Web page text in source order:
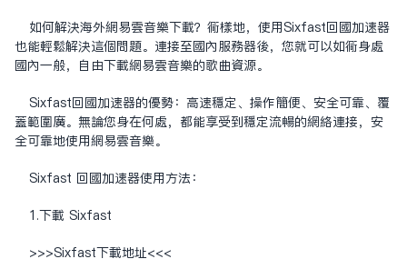
如何解決海外网易雲音樂下載？同樣地，使用Sixfast回國加速器
也能輕鬆解決這個問題。連接至國內服務器後，您就可以如同身處
國內一般，自由下載网易雲音樂的歌曲資源。
Sixfast回國加速器的優勢：高速穩定、操作簡便、安全可靠、覆
蓋範圍廣。無論您身在何處，都能享受到穩定流暢的網絡連接，安
全可靠地使用网易雲音樂。
Sixfast 回國加速器使用方法：
1.下載 Sixfast
>>>Sixfast下载地址<<<